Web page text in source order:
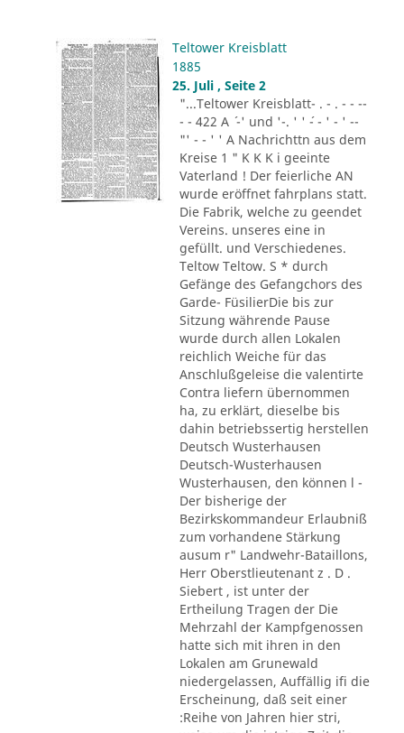
Teltower Kreisblatt
1885
25. Juli , Seite 2
"...Teltower Kreisblatt- . - . - - --
- - 422 A ´ -' und '-. ' ' ´- - ' - ' --
"' - - ' ' A Nachrichttn aus dem
Kreise 1 " K K K i geeinte
Vaterland ! Der feierliche AN
wurde eröffnet fahrplans statt.
Die Fabrik, welche zu geendet
Vereins. unseres eine in
gefüllt. und Verschiedenes.
Teltow Teltow. S * durch
Gefänge des Gefangchors des
Garde- FüsilierDie bis zur
Sitzung währende Pause
wurde durch allen Lokalen
reichlich Weiche für das
Anschlußgeleise die valentirte
Contra liefern übernommen
ha, zu erklärt, dieselbe bis
dahin betriebssertig herstellen
Deutsch Wusterhausen
Deutsch-Wusterhausen
Wusterhausen, den können l -
Der bisherige der
Bezirkskommandeur Erlaubniß
zum vorhandene Stärkung
ausum r" Landwehr-Bataillons,
Herr Oberstlieutenant z . D .
Siebert , ist unter der
Ertheilung Tragen der Die
Mehrzahl der Kampfgenossen
hatte sich mit ihren in den
Lokalen am Grunewald
niedergelassen, Auffällig ifi die
Erscheinung, daß seit einer
:Reihe von Jahren hier stri,